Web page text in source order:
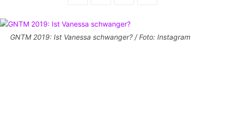
GNTM 2019: Ist Vanessa schwanger? / Foto: Instagram